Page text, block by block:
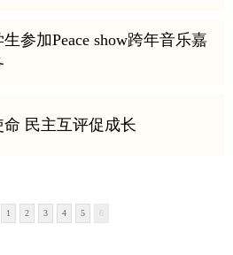
参加Peace show跨年音乐嘉
民主互评促成长
1 2 3 4 5 6